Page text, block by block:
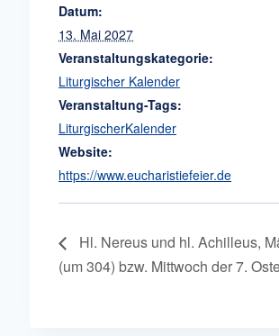
Datum:
13. Mai 2027
Veranstaltungskategorie:
Liturgischer Kalender
Veranstaltung-Tags:
LiturgischerKalender
Website:
https://www.eucharistiefeier.de
Hl. Nereus und hl. Achilleus,
(um 304) bzw. Mittwoch der 7.